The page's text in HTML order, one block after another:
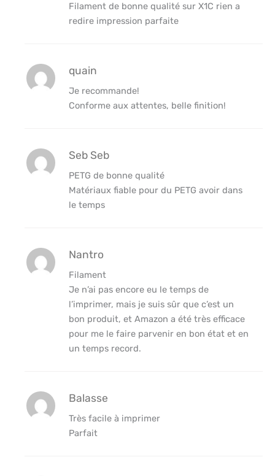
Filament de bonne qualité sur X1C rien a
redire impression parfaite
quain
Je recommande!
Conforme aux attentes, belle finition!
Seb Seb
PETG de bonne qualité
Matériaux fiable pour du PETG avoir dans
le temps
Nantro
Filament
Je n’ai pas encore eu le temps de
l’imprimer, mais je suis sûr que c’est un
bon produit, et Amazon a été très efficace
pour me le faire parvenir en bon état et en
un temps record.
Balasse
Très facile à imprimer
Parfait